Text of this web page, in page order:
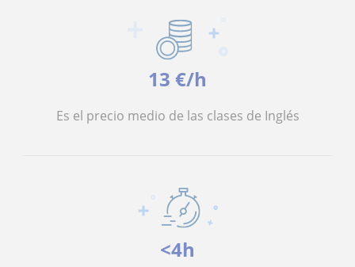
13 €/h
Es el precio medio de las clases de Inglés
<4h